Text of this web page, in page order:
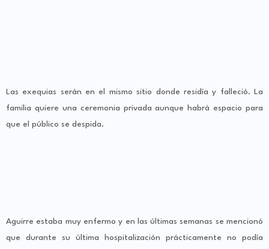
Las exequias serán en el mismo sitio donde residía y falleció. La
familia quiere una ceremonia privada aunque habrá espacio para
que el público se despida.
Aguirre estaba muy enfermo y en las últimas semanas se mencionó
que durante su última hospitalización prácticamente no podía